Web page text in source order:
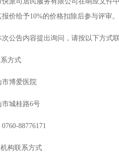
报价给予10%的价格扣除后参与评审。
次公告内容提出询问，请按以下方式
方式
市博爱医院
市城桂路6号
0760-88776171
构联系方式